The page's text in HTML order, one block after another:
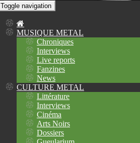
Toggle navigation
MUSIQUE METAL
Chroniques
Interviews
Live reports
Fanzines
News
CULTURE METAL
Littérature
Interviews
Cinéma
Arts Noirs
Dossiers